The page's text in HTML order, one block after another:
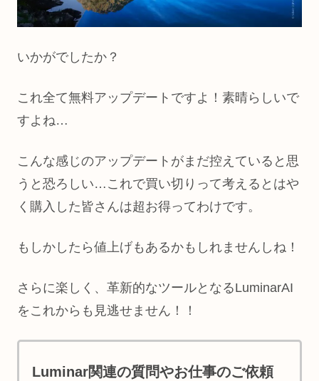
いかがでしたか？
これ全て無料アップデートですよ！素晴らしいで
すよね…
こんな感じのアップデートがまだ控えていると思
うと恐ろしい…これで買い切りって考えるとはや
く購入した皆さんは超お得ってわけです。
もしかしたら値上げもあるかもしれませんしね！
さらに楽しく、革新的なツールとなるLuminarAI
をこれからも見逃せません！！
Luminar関連の質問やお仕事のご依頼